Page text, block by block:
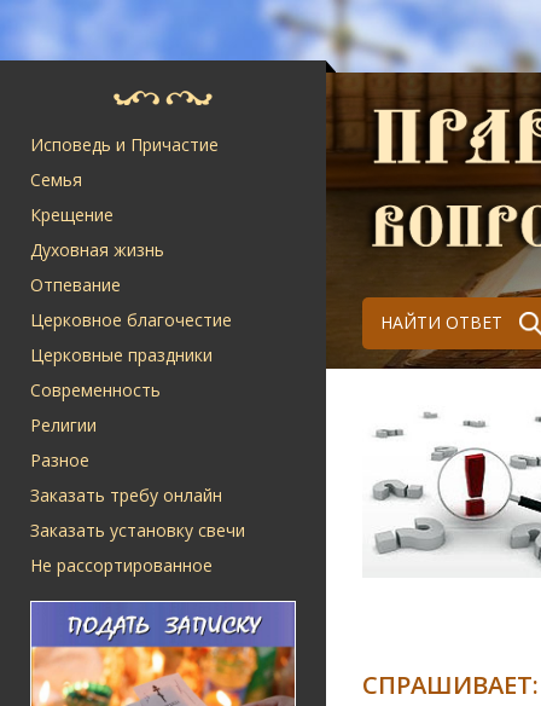
Исповедь и Причастие
Семья
Крещение
Духовная жизнь
Отпевание
Церковное благочестие
Церковные праздники
Современность
Религии
Разное
Заказать требу онлайн
Заказать установку свечи
Не рассортированное
НАЙТИ ОТВЕТ
СПРАШИВАЕТ: